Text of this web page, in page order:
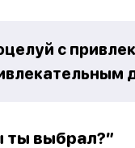
с
ты выбрал?”